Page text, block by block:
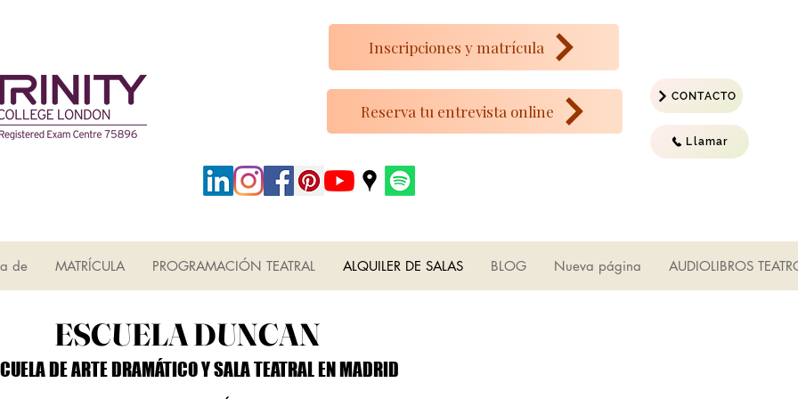
Reserva tu entrevista online
Llamar
CONTACTO
Inscripciones y matrícula
de MATRÍCULA PROGRAMACIÓN TEATRAL ALQUILER DE SALAS BLOG Nueva página AUDIOLIBROS
ESCUELA DUNCAN
ESCUELA DUNCAN
DE ARTE DRAMÁTICO Y SALA TEATRAL EN MADRID
DE ARTE DRAMÁTICO Y SALA TEATRAL EN MADRID